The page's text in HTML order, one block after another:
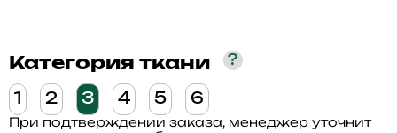
Категория ткани ?
1 2 3 4 5 6
При подтверждении заказа, менеджер уточнит